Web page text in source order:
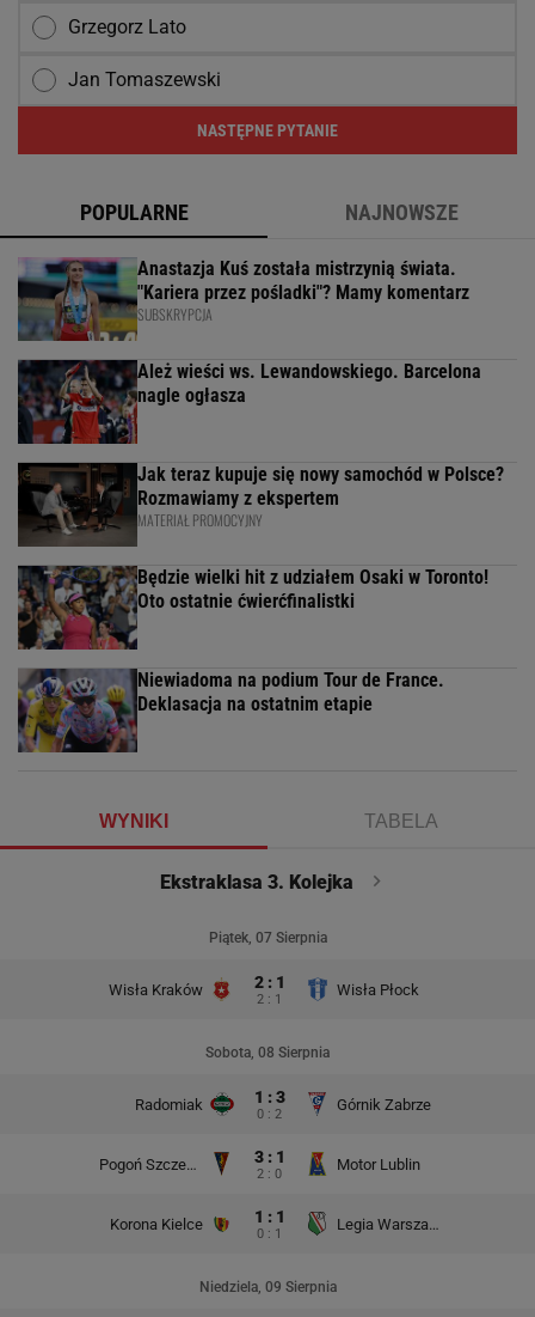
Grzegorz Lato
Jan Tomaszewski
NASTĘPNE PYTANIE
POPULARNE NAJNOWSZE
Anastazja Kuś została mistrzynią świata.
"Kariera przez pośladki"? Mamy komentarz
SUBSKRYPCJA
Ależ wieści ws. Lewandowskiego. Barcelona
nagle ogłasza
Jak teraz kupuje się nowy samochód w Polsce?
Rozmawiamy z ekspertem
MATERIAŁ PROMOCYJNY
Będzie wielki hit z udziałem Osaki w Toronto!
Oto ostatnie ćwierćfinalistki
Niewiadoma na podium Tour de France.
Deklasacja na ostatnim etapie
WYNIKI TABELA
Ekstraklasa 3. Kolejka
Piątek, 07 Sierpnia
Wisła Kraków 2 : 1
2 : 1
Wisła Płock
Sobota, 08 Sierpnia
Radomiak 1 : 3
0 : 2
Górnik Zabrze
Pogoń Szczecin 3 : 1
2 : 0
Motor Lublin
Korona Kielce 1 : 1
0 : 1
Legia Warszawa
Niedziela, 09 Sierpnia